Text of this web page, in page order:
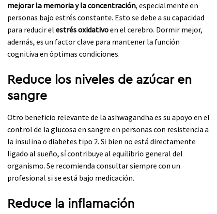
mejorar la memoria y la concentración, especialmente en
personas bajo estrés constante. Esto se debe a su capacidad
para reducir el estrés oxidativoen el cerebro. Dormir mejor,
además, es un factor clave para mantener la función
cognitiva en óptimas condiciones.
Reduce los niveles de azúcar en
sangre
Otro beneficio relevante de la ashwagandha es su apoyo en el
control de la glucosa en sangre en personas con resistencia a
la insulina o diabetes tipo 2. Si bien no está directamente
ligado al sueño, sí contribuye al equilibrio general del
organismo. Se recomienda consultar siempre con un
profesional si se está bajo medicación.
Reduce la inflamación